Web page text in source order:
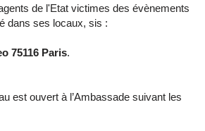
de l'Etat victimes des évènements
dans ses locaux, sis :
75116 Paris.
est ouvert à l’Ambassade suivant les